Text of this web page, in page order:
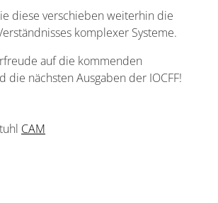
diese verschieben weiterhin die
komplexer Systeme.
auf die kommenden
die nächsten Ausgaben der IOCFF!
CAM